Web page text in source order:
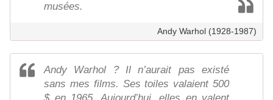
musées.
Andy Warhol (1928-1987)
Andy Warhol ? Il n’aurait pas existé
sans mes films. Ses toiles valaient 500